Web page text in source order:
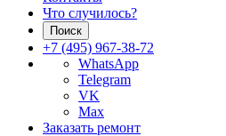
Что случилось?
Поиск
+7 (495) 967-38-72
WhatsApp
Telegram
VK
Max
Заказать ремонт